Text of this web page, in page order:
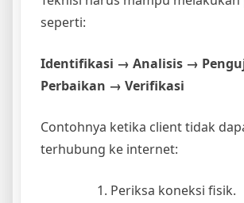
seperti:
Identifikasi → Analisis →
Perbaikan → Verifikasi
Contohnya ketika client tidak
terhubung ke internet:
Periksa koneksi fisik.